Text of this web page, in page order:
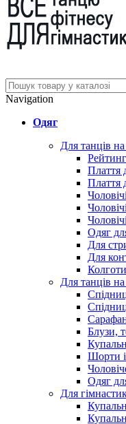
Navigation
Одяг
Для танців
Плаття
Плаття
Одяг
Для
Для
Колготи
Для танців
Блузи,
Шорти
Одяг
Для